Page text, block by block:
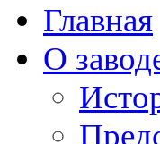
Главная
О